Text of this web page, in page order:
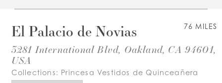
76 MILES
El Palacio de Novias
3281 International Blvd, Oakland, CA 94601,
USA
Collections: Princesa Vestidos de Quinceañera